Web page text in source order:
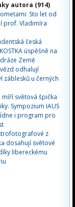
autora (914)
Sto let od
prof. Vladimíra
česká
úspěšně na
Země
odhalují
záblesků u černých
míří světová špička
Sympozium IAUS
i program pro
z
dosahují světové
libereckému